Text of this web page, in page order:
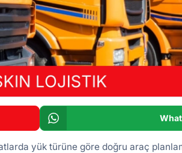
yük türüne göre doğru araç